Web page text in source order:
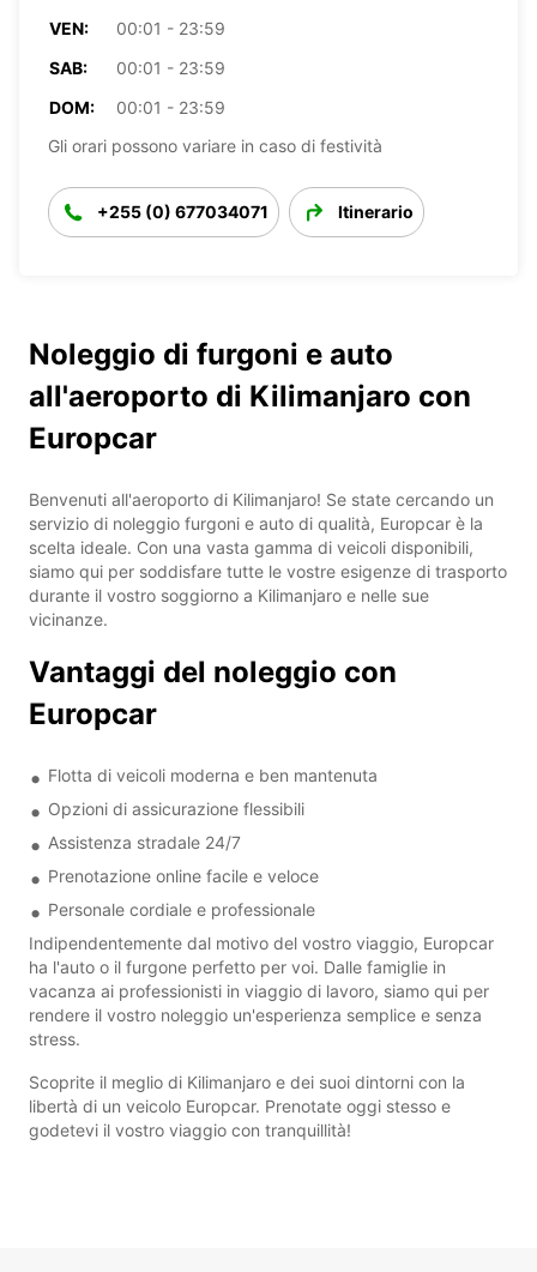
VEN:
00:01 - 23:59
SAB:
00:01 - 23:59
DOM:
00:01 - 23:59
Gli orari possono variare in caso di festività
+255 (0) 677034071 Itinerario
Noleggio di furgoni e auto
all'aeroporto di Kilimanjaro con
Europcar
Benvenuti all'aeroporto di Kilimanjaro! Se state cercando un
servizio di noleggio furgoni e auto di qualità, Europcar è la
scelta ideale. Con una vasta gamma di veicoli disponibili,
siamo qui per soddisfare tutte le vostre esigenze di trasporto
durante il vostro soggiorno a Kilimanjaro e nelle sue
vicinanze.
Vantaggi del noleggio con
Europcar
Flotta di veicoli moderna e ben mantenuta
Opzioni di assicurazione flessibili
Assistenza stradale 24/7
Prenotazione online facile e veloce
Personale cordiale e professionale
Indipendentemente dal motivo del vostro viaggio, Europcar
ha l'auto o il furgone perfetto per voi. Dalle famiglie in
vacanza ai professionisti in viaggio di lavoro, siamo qui per
rendere il vostro noleggio un'esperienza semplice e senza
stress.
Scoprite il meglio di Kilimanjaro e dei suoi dintorni con la
libertà di un veicolo Europcar. Prenotate oggi stesso e
godetevi il vostro viaggio con tranquillità!